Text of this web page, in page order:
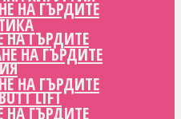
НА ГЪРДИТЕ
НА ГЪРДИТЕ
LIFT
НА ГЪРДИТЕ
НА ГЪРДИТЕ
НА ГЪРДИТЕ